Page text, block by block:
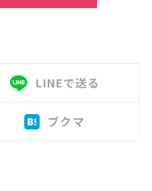
LINEで送る
ブクマ